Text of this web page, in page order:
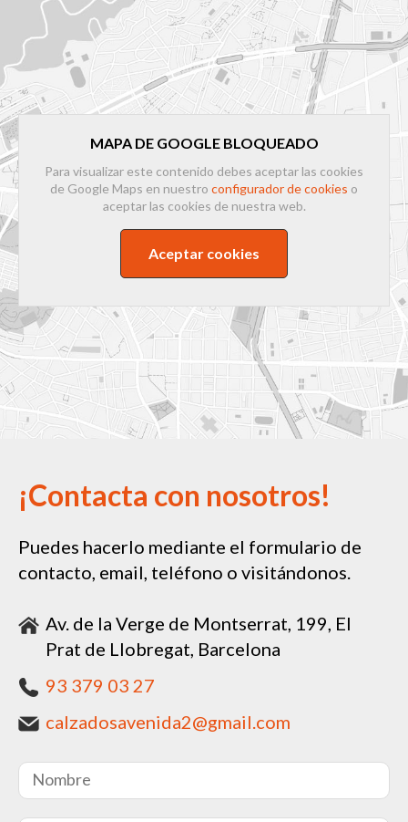
MAPA DE GOOGLE BLOQUEADO
Para visualizar este contenido debes aceptar las cookies
de Google Maps en nuestro configurador de cookies o
aceptar las cookies de nuestra web.
Aceptar cookies
¡Contacta con nosotros!
Puedes hacerlo mediante el formulario de
contacto, email, teléfono o visitándonos.
Av. de la Verge de Montserrat, 199, El
Prat de Llobregat, Barcelona
93 379 03 27
calzadosavenida2@gmail.com